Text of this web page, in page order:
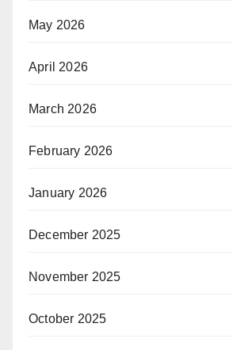
May 2026
April 2026
March 2026
February 2026
January 2026
December 2025
November 2025
October 2025